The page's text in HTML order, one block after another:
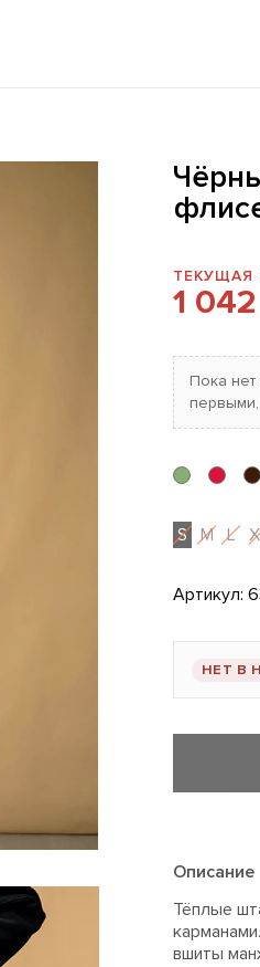
ТЕКУЩАЯ
1
Пока
первыми,
S M L
Артикул:
НЕТ В
Описание
Тёплые
вшиты